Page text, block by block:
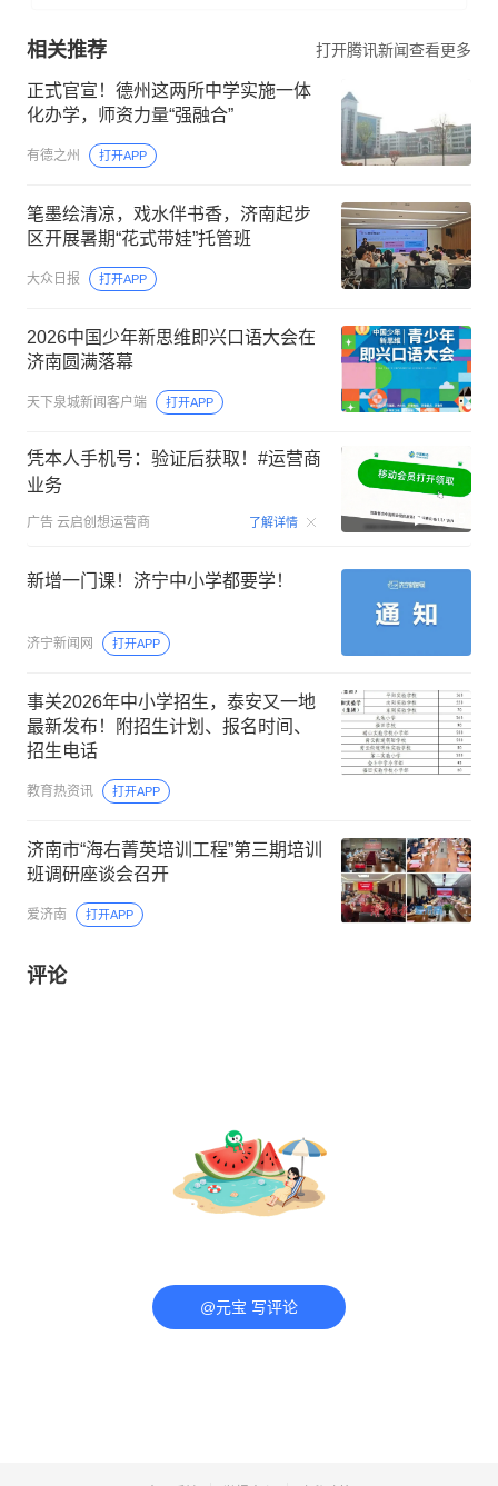
家电回收找我们，冰箱洗衣机电视，高价收购
相关推荐 打开腾讯新闻查看更多
正式官宣！德州这两所中学实施一体
化办学，师资力量“强融合”
有德之州 打开APP
笔墨绘清凉，戏水伴书香，济南起步
区开展暑期“花式带娃”托管班
大众日报 打开APP
2026中国少年新思维即兴口语大会在
天下泉城新闻客户端 打开APP
凭本人手机号：验证后获取！#运营商
业务
广告云启创想运营商 00:15
济宁新闻网 打开APP
最新发布！附招生计划、报名时间、
招生电话